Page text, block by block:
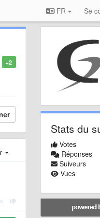
FR Se
+2
Stats du
Votes
Réponses
Suiveurs
Vues